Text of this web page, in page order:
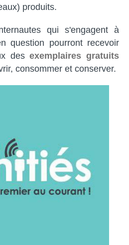
produits.
qui s'engagent à
question pourront recevoir
desexemplaires gratuits
consommer et conserver.